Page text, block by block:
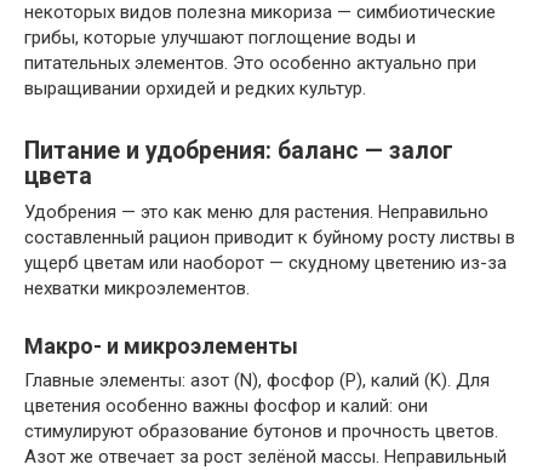
некоторых видов полезна микориза — симбиотические
грибы, которые улучшают поглощение воды и
питательных элементов. Это особенно актуально при
выращивании орхидей и редких культур.
Питание и удобрения: баланс — залог
цвета
Удобрения — это как меню для растения. Неправильно
составленный рацион приводит к буйному росту листвы в
ущерб цветам или наоборот — скудному цветению из-за
нехватки микроэлементов.
Макро- и микроэлементы
Главные элементы: азот (N), фосфор (P), калий (K). Для
цветения особенно важны фосфор и калий: они
стимулируют образование бутонов и прочность цветов.
Азот же отвечает за рост зелёной массы. Неправильный